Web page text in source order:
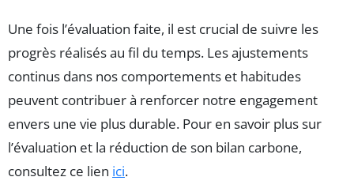
Une fois l’évaluation faite, il est crucial de suivre les
progrès réalisés au fil du temps. Les ajustements
continus dans nos comportements et habitudes
peuvent contribuer à renforcer notre engagement
envers une vie plus durable. Pour en savoir plus sur
l’évaluation et la réduction de son bilan carbone,
consultez ce lien ici.